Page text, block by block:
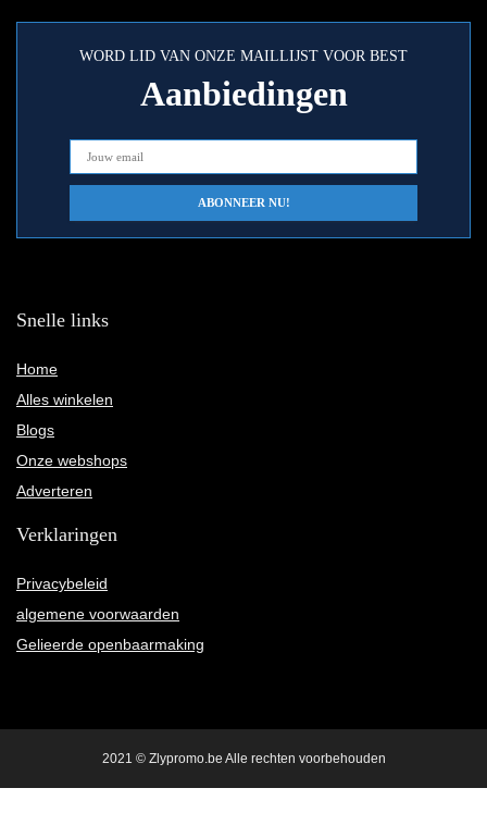
WORD LID VAN ONZE MAILLIJST VOOR BEST
Aanbiedingen
Snelle links
Home
Alles winkelen
Blogs
Onze webshops
Adverteren
Verklaringen
Privacybeleid
algemene voorwaarden
Gelieerde openbaarmaking
2021 © Zlypromo.be Alle rechten voorbehouden